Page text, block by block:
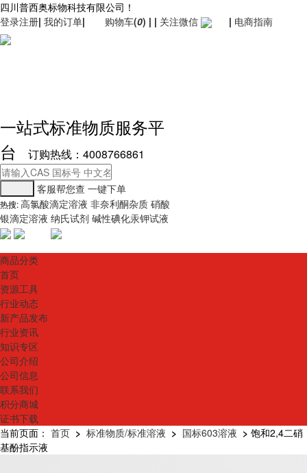
四川普西奥标物科技有限公司！
登录注册| 我的订单| 购物车(0) | | 关注微信 | 电商指南
一站式标准物质服务平
台
订购热线：4008766861
客服帮您查 一键下单
热搜:高氯酸滴定溶液 非奈利酮杂质 硝酸
银滴定溶液 纳氏试剂 碱性碘化汞钾试液
商品分类
首页
资源工具
行业动态
新产品发布
行业资讯
知识专区
公司介绍
公司信息
联系我们
积分商城
证书下载
当前页面： 首页 > 标准物质/标准溶液 > 国标603溶液 > 饱和2,4二硝
基酚指示液